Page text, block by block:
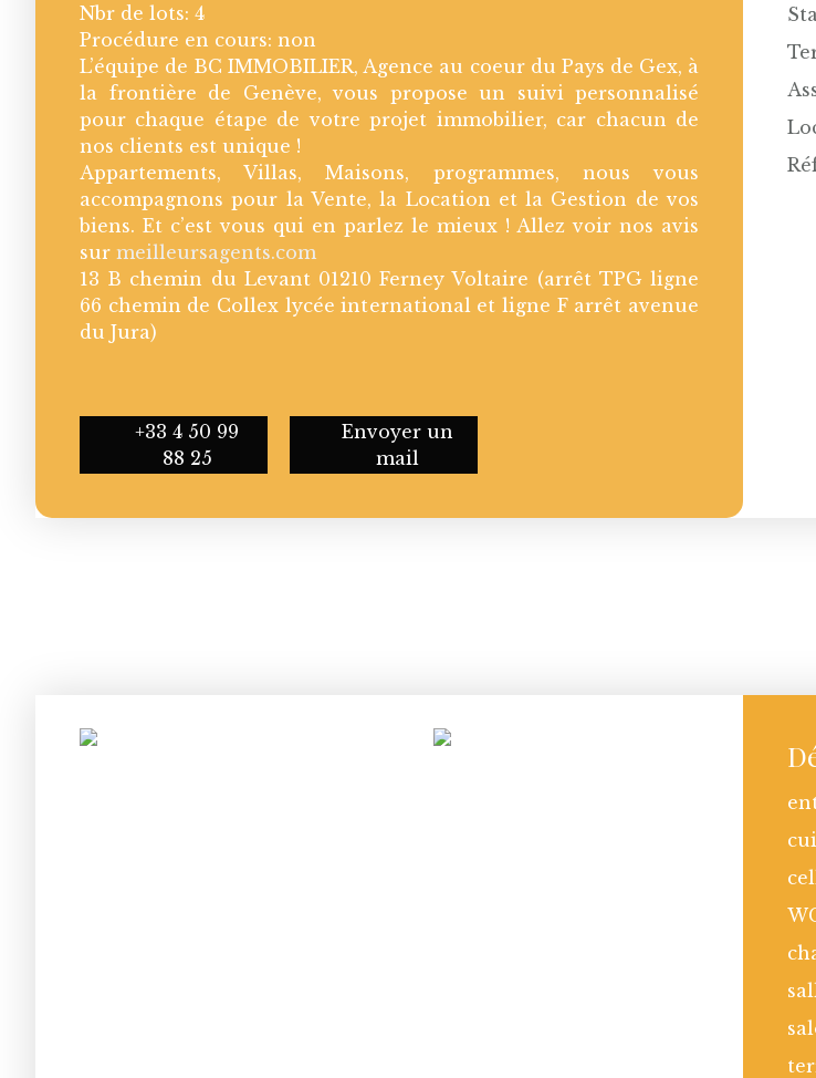
Nbr de lots: 4
Procédure en cours: non
L’équipe de BC IMMOBILIER, Agence au coeur du Pays de Gex, à
la frontière de Genève, vous propose un suivi personnalisé
pour chaque étape de votre projet immobilier, car chacun de
nos clients est unique !
Appartements, Villas, Maisons, programmes, nous vous
accompagnons pour la Vente, la Location et la Gestion de vos
biens. Et c’est vous qui en parlez le mieux ! Allez voir nos avis
sur meilleursagents.com
13 B chemin du Levant 01210 Ferney Voltaire (arrêt TPG ligne
66 chemin de Collex lycée international et ligne F arrêt avenue
du Jura)
+33 4 50 99
88 25
Envoyer un
mail